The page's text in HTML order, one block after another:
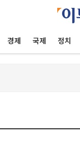
경제 국제 정치